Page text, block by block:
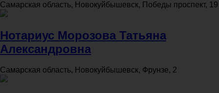
Самарская область, Новокуйбышевск, Победы проспект, 19
Нотариус Морозова Татьяна
Александровна
Самарская область, Новокуйбышевск, Фрунзе, 2